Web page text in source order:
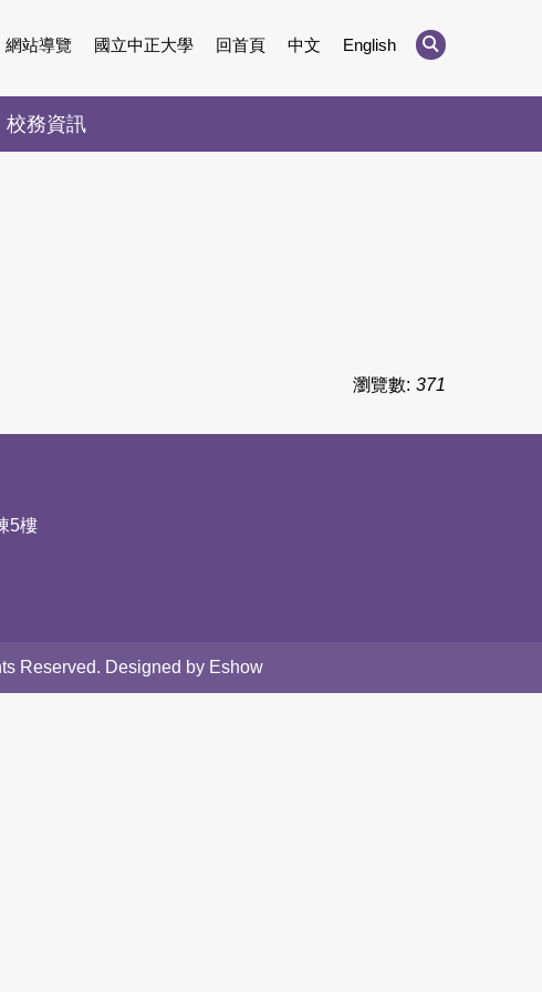
網站導覽 國立中正大學 回首頁 中文 English
校務資訊
瀏覽數: 371
5樓
Reserved. Designed by Eshow